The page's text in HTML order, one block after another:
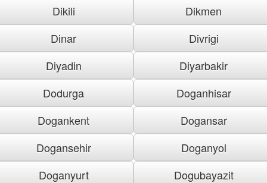
Dikili
Dikmen
Dinar
Divrigi
Diyadin
Diyarbakir
Dodurga
Doganhisar
Dogankent
Dogansar
Dogansehir
Doganyol
Doganyurt
Dogubayazit